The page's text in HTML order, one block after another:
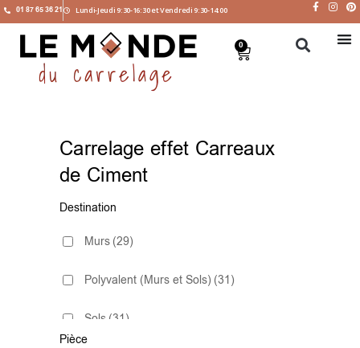
01 87 65 36 21 Lundi-Jeudi 9:30-16:30 et Vendredi 9:30-14:00
0
Carrelage effet Carreaux
de Ciment
Destination
Murs (29)
Polyvalent (Murs et Sols) (31)
Sols (31)
Pièce